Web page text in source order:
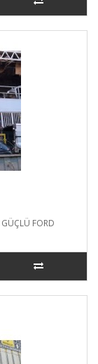
FORD